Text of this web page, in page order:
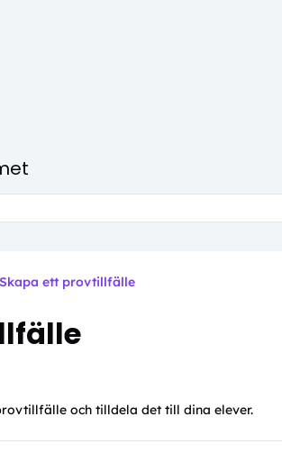
Skapa ett provtillfälle
och tilldela det till dina elever.